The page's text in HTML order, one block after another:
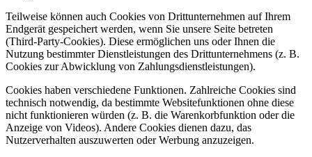
Teilweise können auch Cookies von Drittunternehmen auf Ihrem
Endgerät gespeichert werden, wenn Sie unsere Seite betreten
(Third-Party-Cookies). Diese ermöglichen uns oder Ihnen die
Nutzung bestimmter Dienstleistungen des Drittunternehmens (z. B.
Cookies zur Abwicklung von Zahlungsdienstleistungen).
Cookies haben verschiedene Funktionen. Zahlreiche Cookies sind
technisch notwendig, da bestimmte Websitefunktionen ohne diese
nicht funktionieren würden (z. B. die Warenkorbfunktion oder die
Anzeige von Videos). Andere Cookies dienen dazu, das
Nutzerverhalten auszuwerten oder Werbung anzuzeigen.